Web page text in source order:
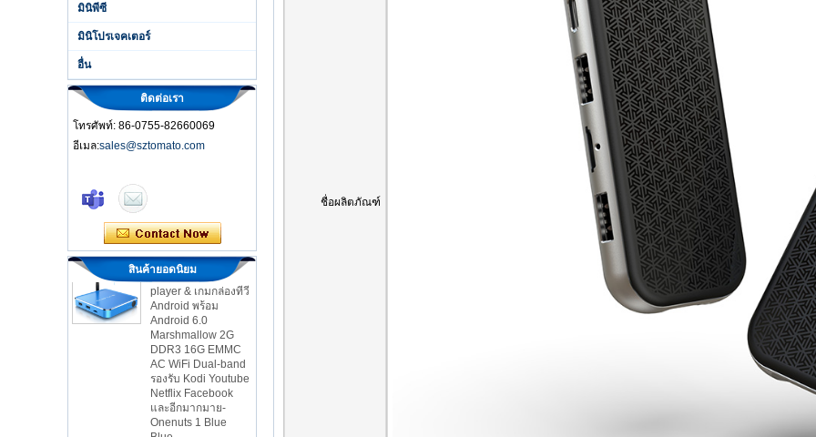
มินิพีซี
มินิโปรเจคเตอร์
อื่น
ติดต่อเรา
โทรศัพท์: 86-0755-82660069
อีเมล:sales@sztomato.com
สินค้ายอดนิยม
2-in-1 octa core
streaming media
player & เกมกล่องทีวี
Android พร้อม
Android 6.0
Marshmallow 2G
DDR3 16G EMMC
AC WiFi Dual-band
รองรับ Kodi Youtube
Netflix Facebook
และอีกมากมาย-
Onenuts 1 Blue
Blue
ชื่อผลิตภัณฑ์